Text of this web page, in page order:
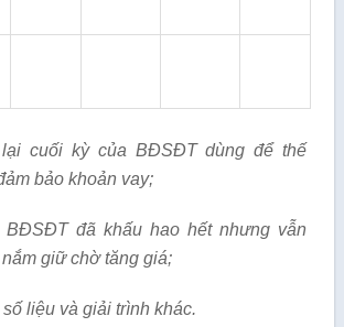
cuối kỳ của BĐSĐT dùng để thế
bảo khoản vay;
BĐSĐT đã khấu hao hết nhưng vẫn
giữ chờ tăng giá;
liệu và giải trình khác.